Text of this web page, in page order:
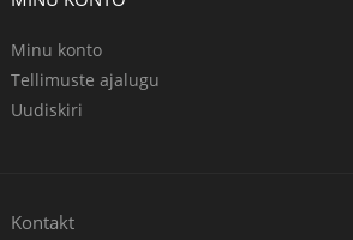
Minu konto
Tellimuste ajalugu
Uudiskiri
Kontakt